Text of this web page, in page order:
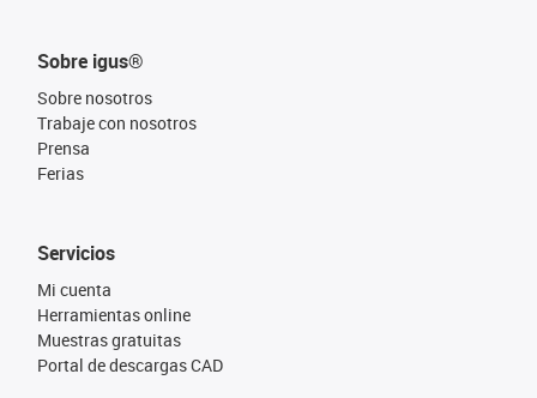
Sobre igus®
Sobre nosotros
Trabaje con nosotros
Prensa
Ferias
Servicios
Mi cuenta
Herramientas online
Muestras gratuitas
Portal de descargas CAD